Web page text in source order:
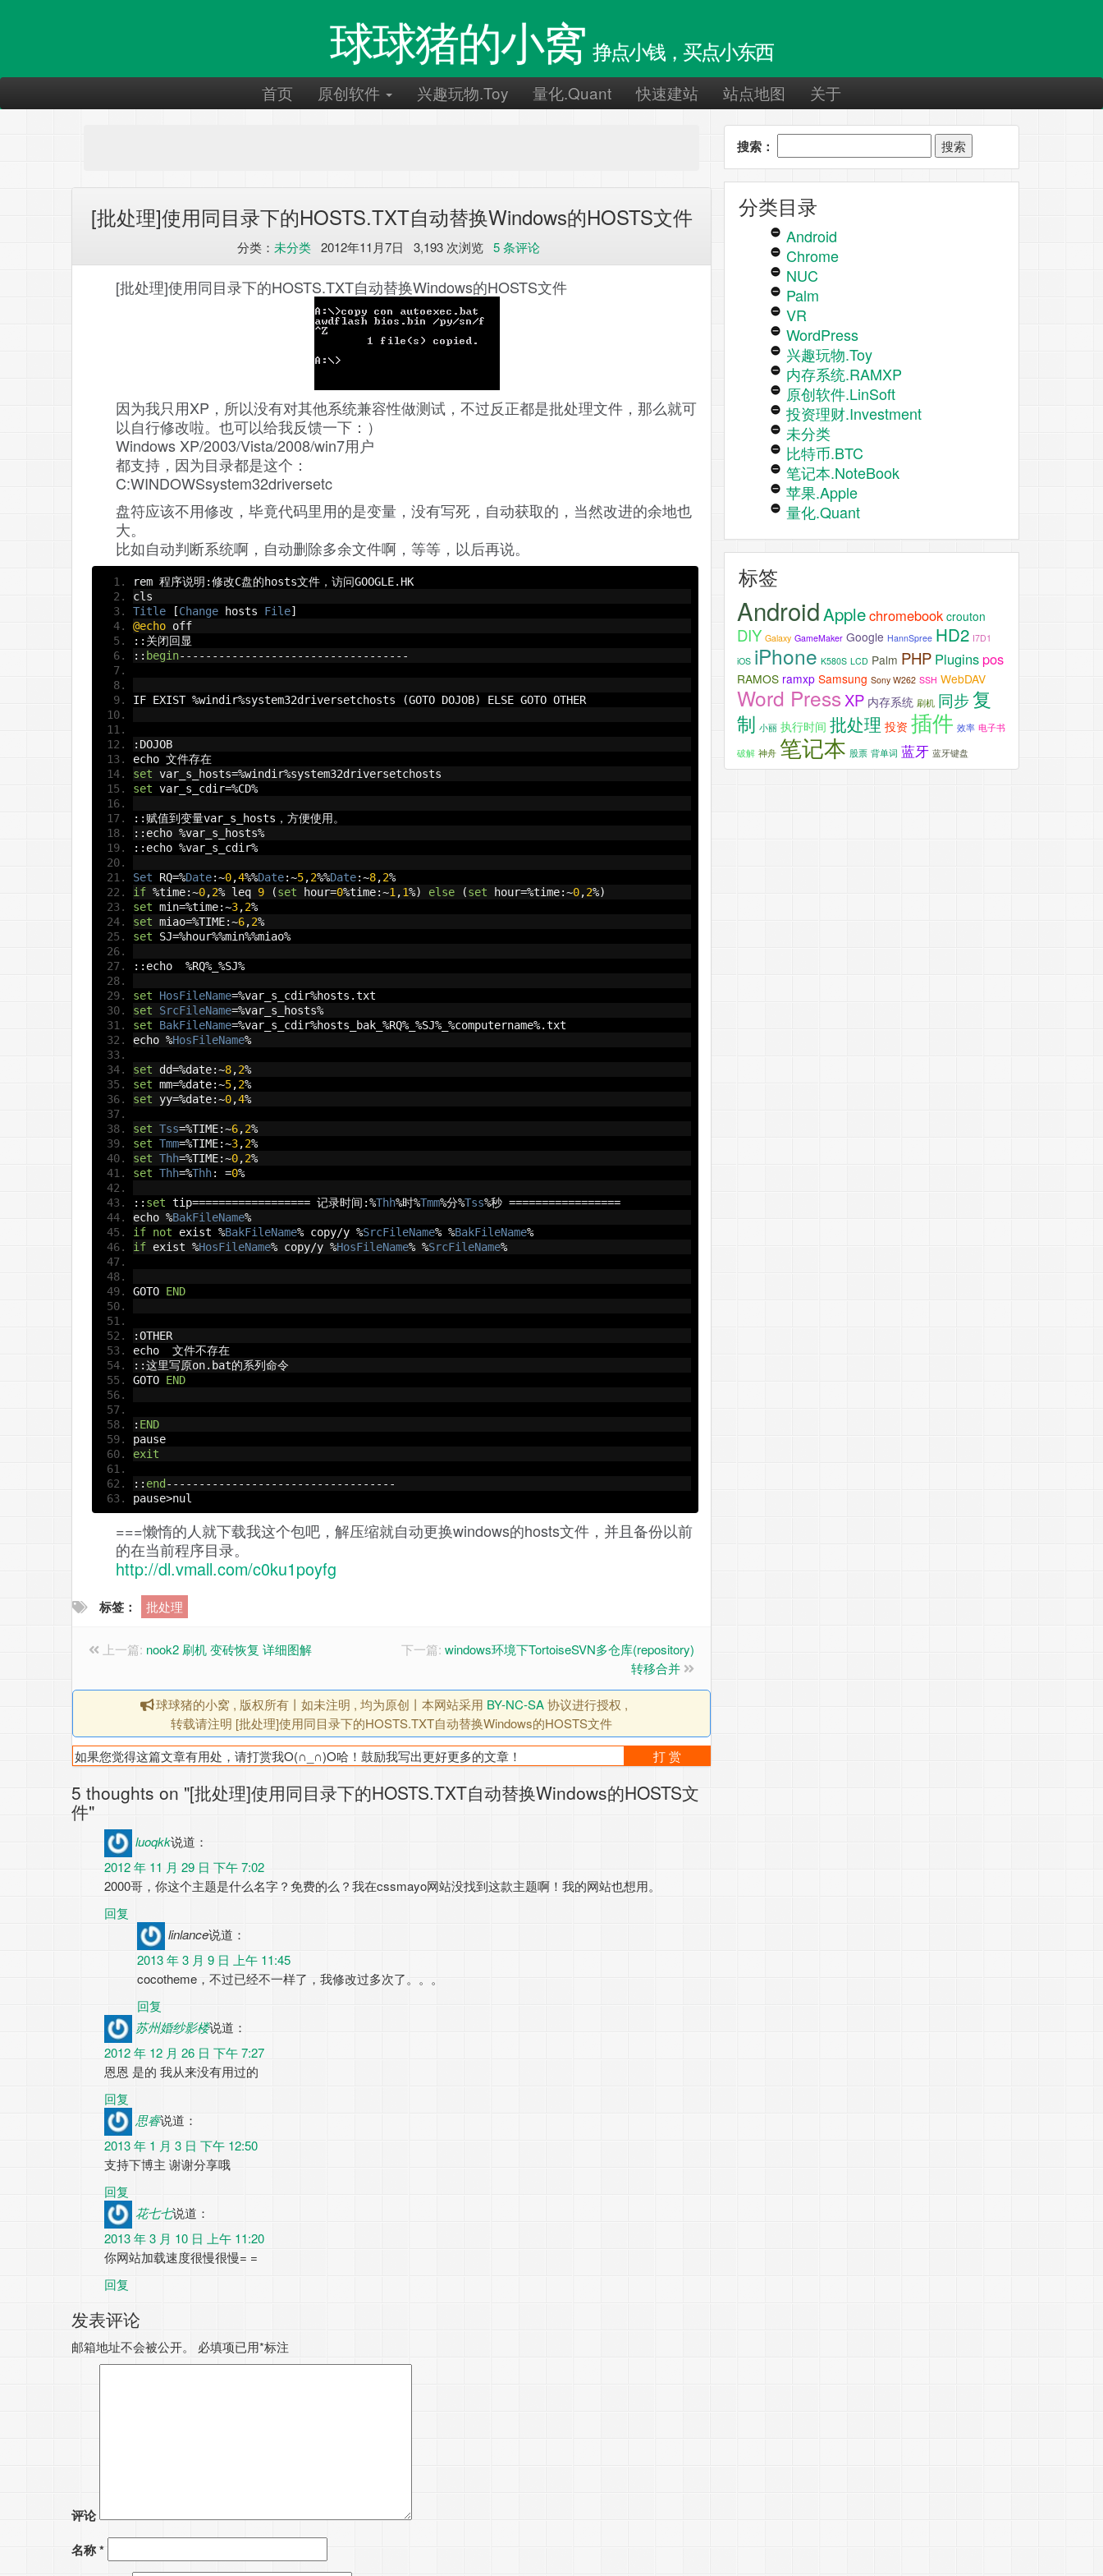
球球猪的小窝 挣点小钱，买点小东西
首页 原创软件 兴趣玩物.Toy 量化.Quant 快速建站 站点地图 关于
[批处理]使用同目录下的HOSTS.TXT自动替换Windows的HOSTS文件
分类： 未分类2012年11月7日 3,193 次浏览 5 条评论
[批处理]使用同目录下的HOSTS.TXT自动替换Windows的HOSTS文件
因为我只用XP，所以没有对其他系统兼容性做测试，不过反正都是批处理文件，那么就可
以自行修改啦。也可以给我反馈一下：）
Windows XP/2003/Vista/2008/win7用户
都支持，因为目录都是这个：
C:WINDOWSsystem32driversetc
盘符应该不用修改，毕竟代码里用的是变量，没有写死，自动获取的，当然改进的余地也
大。
比如自动判断系统啊，自动删除多余文件啊，等等，以后再说。
rem 程序说明:修改C盘的hosts文件，访问GOOGLE. HK
cls
Title
[Change hosts File]
@echo off
::关闭回显
:: begin-----------------------------------
IF EXIST %windir%system32driversetchosts (GOTO DOJOB) ELSE GOTO OTHER
: DOJOB
echo 文件存在
set var_s_hosts=%windir%system32driversetchosts
set var_s_cdir=%CD%
::赋值到变量var_s_hosts ，方便使用。
:: echo %var_s_hosts%
:: echo %var_s_cdir%
Set RQ=%Date:~0,4%%Date:~5,2%%Date:~8,2%
if %time:~0,2% leq 9 (set hour=0%time:~1 ,1%) else (set hour=%time:~0,2%)
set min=%time:~3,2%
set miao=%TIME:~6,2%
set SJ=%hour%%min%%miao%
:: echo %RQ%_ %SJ%
set HosFileName=%var_s_cdir%hosts .txt
set
SrcFileName=%var_s_hosts%
set
BakFileName=%var_s_cdir%hosts_bak_ %RQ%_ %SJ%_ %computername%.txt
echo %HosFileName%
set dd=%date:~8,2%
set mm=%date:~5,2%
set yy=%date:~0,4%
set Tss=%TIME:~6,2%
set Tmm=%TIME:~3,2%
set Thh=%TIME:~0,2%
set Thh=%Thh: =0%
:: set tip================== 记录时间:%Thh%时%Tmm%分%Tss%秒 =================
echo %BakFileName%
if not exist %BakFileName% copy/y %SrcFileName% %BakFileName%
if exist %HosFileName% copy/y %HosFileName% %SrcFileName%
GOTO END
:OTHER
echo 文件不存在
::这里写原on. bat的系列命令
GOTO END
: END
pause
exit
:: end-----------------------------------
pause>nul
===懒惰的人就下载我这个包吧，解压缩就自动更换windows的hosts文件，并且备份以前
的在当前程序目录。
http://dl.vmall.com/c0ku1poyfg
标签： 批处理
上一篇: nook2 刷机 变砖恢复 详细图解 下一篇: windows环境下TortoiseSVN多仓库(repository)
转移合并
球球猪的小窝 , 版权所有丨如未注明 , 均为原创丨本网站采用 BY-NC-SA协议进行授权 ,
转载请注明 [批处理]使用同目录下的HOSTS.TXT自动替换Windows的HOSTS文件
打 赏
如果您觉得这篇文章有用处，请打赏我O(∩_∩)O哈！鼓励我写出更好更多的文章！
5 thoughts on "[批处理]使用同目录下的HOSTS.TXT自动替换Windows的HOSTS文
件"
luoqkk说道：
2012 年 11 月 29 日 下午 7:02
2000哥，你这个主题是什么名字？免费的么？我在cssmayo网站没找到这款主题啊！我的网站也想用。
回复
linlance说道：
2013 年 3 月 9 日 上午 11:45
cocotheme，不过已经不一样了，我修改过多次了。。。
回复
苏州婚纱影楼说道：
2012 年 12 月 26 日 下午 7:27
恩恩 是的 我从来没有用过的
回复
思睿说道：
2013 年 1 月 3 日 下午 12:50
支持下博主 谢谢分享哦
回复
花七七说道：
2013 年 3 月 10 日 上午 11:20
你网站加载速度很慢很慢= =
回复
发表评论
邮箱地址不会被公开。 必填项已用*标注
评论
名称*
搜索：
分类目录
Android
Chrome
NUC
Palm
VR
WordPress
兴趣玩物.Toy
内存系统.RAMXP
原创软件.LinSoft
投资理财.Investment
未分类
比特币.BTC
笔记本.NoteBook
苹果.Apple
量化.Quant
标签
AndroidApplechromebook crouton
DIY Galaxy GameMaker Google HannSpree HD2 I7D1
iOS iPhone K580S LCD Palm PHP Plugins pos
RAMOS ramxp Samsung Sony W262 SSH WebDAV
Word PressXP 内存系统 刷机 同步复
制 小丽 执行时间 批处理 投资 插件 效率 电子书
破解 神舟 笔记本 股票 背单词 蓝牙 蓝牙键盘